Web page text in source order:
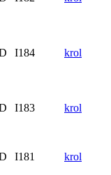
I184 krol
I183 krol
I181 krol